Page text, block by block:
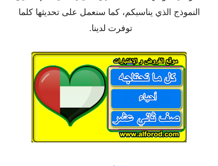
النموذج الذي يناسبكم، كما سنعمل على تحديثها كلما
توفرت لدينا.